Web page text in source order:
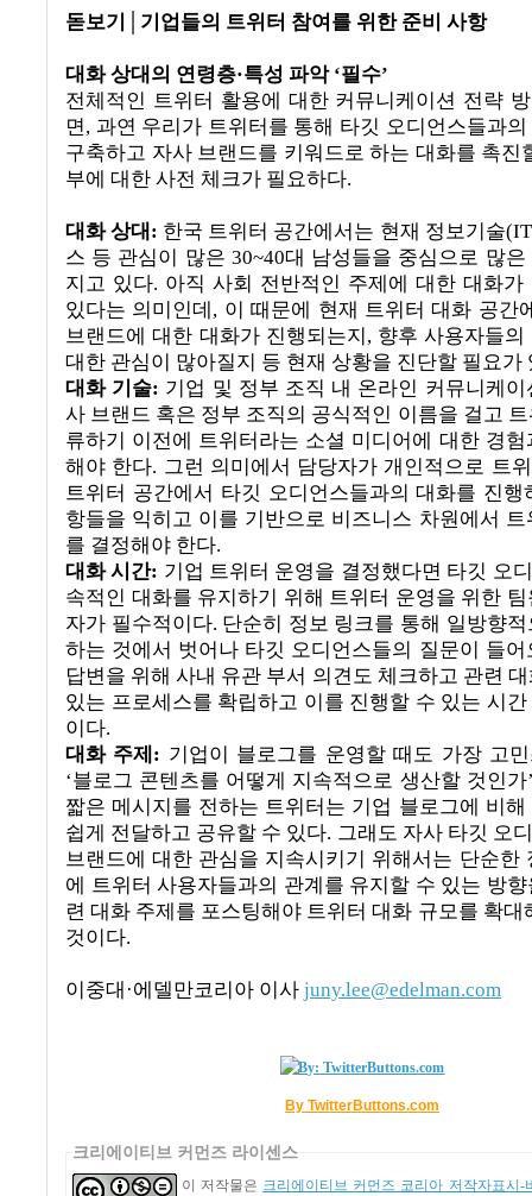
돋보기 기업들의 트위터 참여를 위한 준비 사항
대화 상대의 연령층·특성 파악‘필수’
전체적인 트위터 활용에 대한 커뮤니케이션 전략
면, 과연 우리가 트위터를 통해 타깃 오디언스들과
구축하고 자사 브랜드를 키워드로 하는 대화를 촉진
부에 대한 사전 체크가 필요하다.
대화 상대 : 한국 트위터 공간에서는 현재 정보기술
스 등 관심이 많은 30~40대 남성들을 중심으로 많
지고 있다. 아직 사회 전반적인 주제에 대한 대화가
있다는 의미인데 , 이 때문에 현재 트위터 대화 공간
브랜드에 대한 대화가 진행되는지 , 향후 사용자들
대한 관심이 많아질지 등 현재 상황을 진단할 필요가
대화 기술: 기업 및 정부 조직 내 온라인 커뮤니케
사 브랜드 혹은 정부 조직의 공식적인 이름을 걸고
류하기 이전에 트위터라는 소셜 미디어에 대한 경
해야 한다. 그런 의미에서 담당자가 개인적으로 트
트위터 공간에서 타깃 오디언스들과의 대화를 진행
항들을 익히고 이를 기반으로 비즈니스 차원에서
를 결정해야 한다.
대화 시간: 기업 트위터 운영을 결정했다면 타깃 오
속적인 대화를 유지하기 위해 트위터 운영을 위한
자가 필수적이다. 단순히 정보 링크를 통해 일방향
하는 것에서 벗어나 타깃 오디언스들의 질문이 들
답변을 위해 사내 유관 부서 의견도 체크하고 관련
있는 프로세스를 확립하고 이를 진행할 수 있는 시
이다.
대화 주제 : 기업이 블로그를 운영할 때도 가장 고
‘블로그 콘텐츠를 어떻게 지속적으로 생산할 것인가
짧은 메시지를 전하는 트위터는 기업 블로그에 비
쉽게 전달하고 공유할 수 있다. 그래도 자사 타깃 오
브랜드에 대한 관심을 지속시키기 위해서는 단순한
에 트위터 사용자들과의 관계를 유지할 수 있는 방
련 대화 주제를 포스팅해야 트위터 대화 규모를 확대
것이다.
이중대 ·에델만코리아 이사 juny.lee@edelman.com
By TwitterButtons.com
크리에이티브 커먼즈 라이센스
이 저작물은 크리에이티브 커먼즈 코리아 저작자표시-